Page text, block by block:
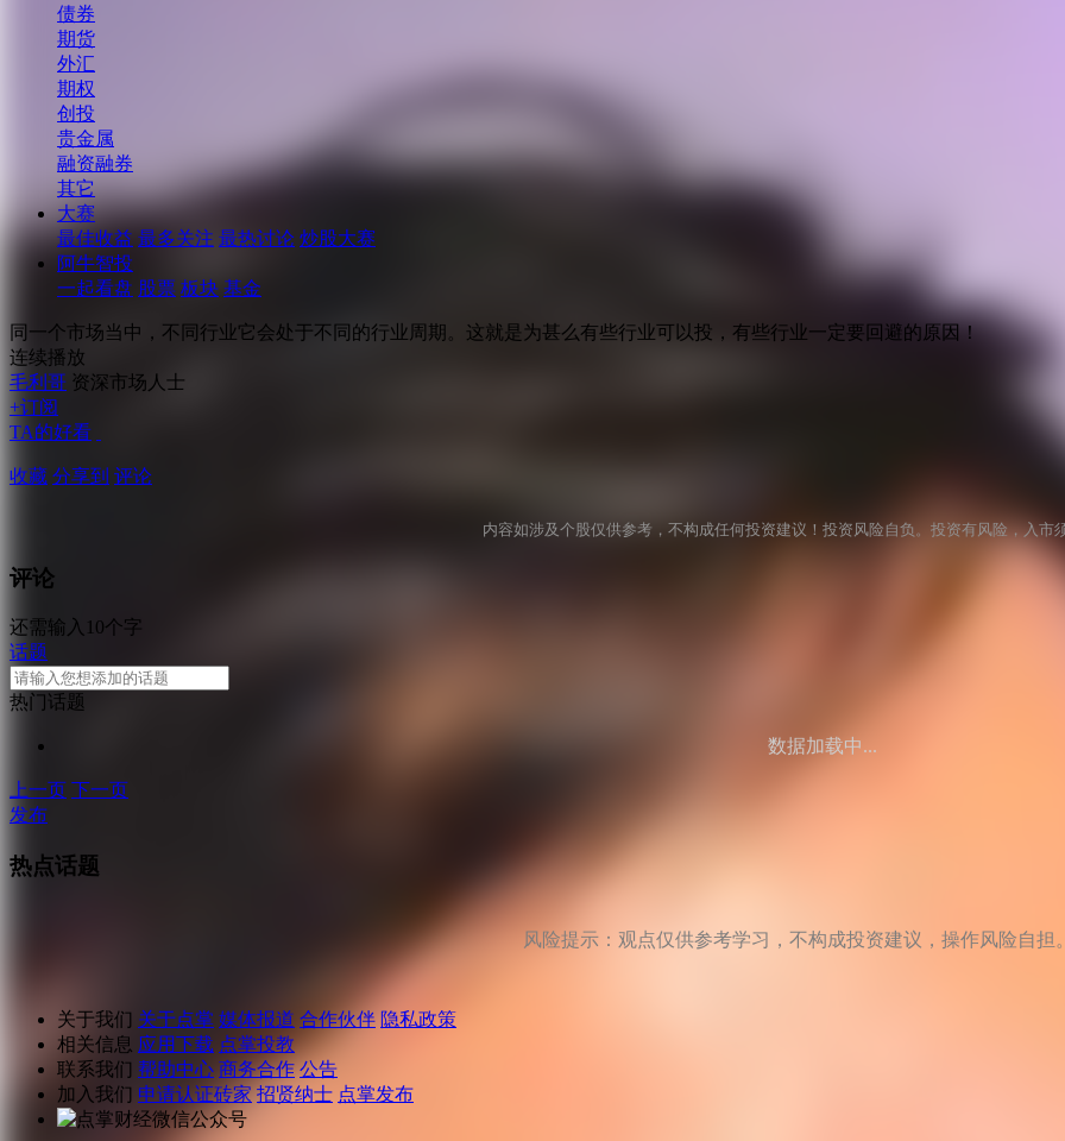
债券
期货
外汇
期权
创投
贵金属
融资融券
其它
大赛
最佳收益 最多关注 最热讨论 炒股大赛
阿牛智投
一起看盘 股票 板块 基金
同一个市场当中，不同行业它会处于不同的行业周期。这就是为甚么有些行业可以投，有些行业一定要回避的原因！
连续播放
毛利哥 资深市场人士
+订阅
TA的好看
收藏 分享到 评论
内容如涉及个股仅供参考，不构成任何投资建议！投资风险自负。投资有风险，入市
评论
还需输入10个字
话题
热门话题
数据加载中...
上一页 下一页
发布
热点话题
风险提示：观点仅供参考学习，不构成投资建议，操作风险自担
关于我们 关于点掌 媒体报道 合作伙伴 隐私政策
相关信息 应用下载 点掌投教
联系我们 帮助中心 商务合作 公告
加入我们 申请认证砖家 招贤纳士 点掌发布